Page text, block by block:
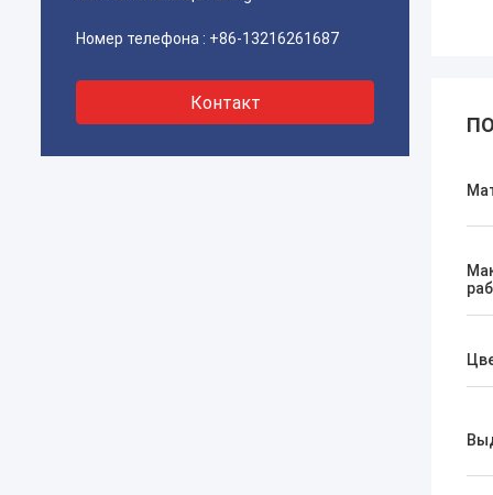
Номер телефона : +86-13216261687
Контакт